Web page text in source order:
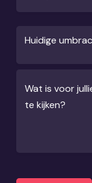
Huidige
Wat is voor
te kijken?